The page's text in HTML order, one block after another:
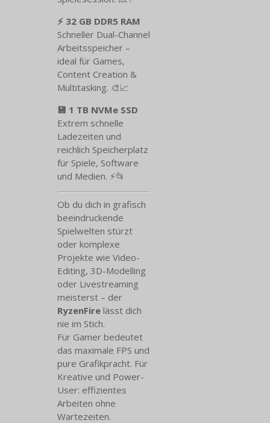
⚡ 32 GB DDR5 RAM
Schneller Dual-Channel
Arbeitsspeicher –
ideal für Games,
Content Creation &
Multitasking. 🎨📈
💾 1 TB NVMe SSD
Extrem schnelle
Ladezeiten und
reichlich Speicherplatz
für Spiele, Software
und Medien. ⚡📂
Ob du dich in grafisch
beeindruckende
Spielwelten stürzt
oder komplexe
Projekte wie Video-
Editing, 3D-Modelling
oder Livestreaming
meisterst – der
RyzenFirelässt dich
nie im Stich.
Für Gamer bedeutet
das maximale FPS und
pure Grafikpracht. Für
Kreative und Power-
User: effizientes
Arbeiten ohne
Wartezeiten.